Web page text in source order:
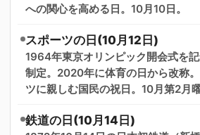
への関心を高める日。10月10日。
スポーツの日(10月12日)
1964年東京オリンピック開会式を
制定。2020年に体育の日から改称
ツに親しむ国民の祝日。10月第2月曜
鉄道の日(10月14日)